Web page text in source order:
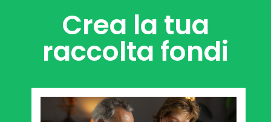
Crea la tua
raccolta fondi